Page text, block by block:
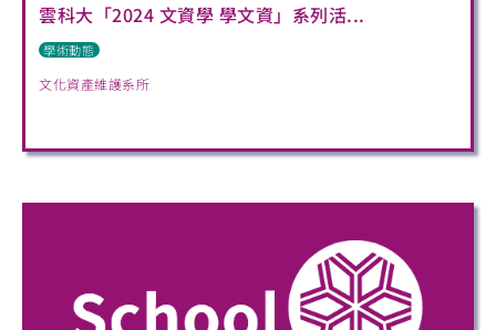
雲科大「2024 文資學 學文資」系列活...
學術動態
文化資產維護系所